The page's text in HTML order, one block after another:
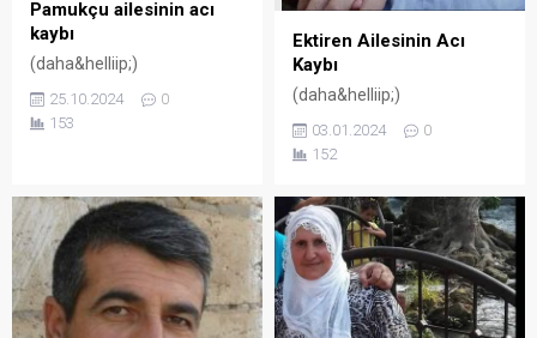
Pamukçu ailesinin acı
kaybı
(daha&helliip;)
25.10.2024
0
153
Ektiren Ailesinin Acı
Kaybı
(daha&helliip;)
03.01.2024
0
152